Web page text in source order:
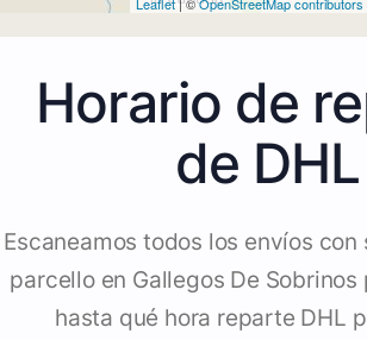
Horario de
de DHL
Escaneamos todos los envíos
parcello en Gallegos De
hasta qué hora reparte DHL